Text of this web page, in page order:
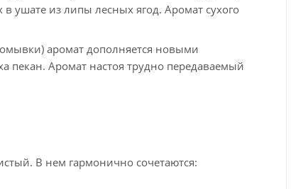
ушате из липы лесных ягод. Аромат сухого
аромат дополняется новыми
пекан. Аромат настоя трудно передаваемый
В нем гармонично сочетаются: